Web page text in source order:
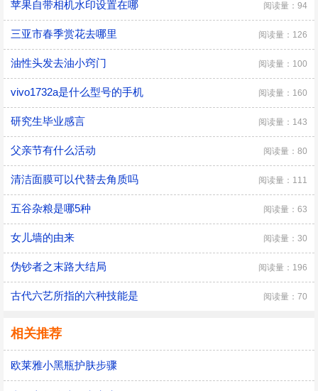
苹果自带相机水印设置在哪 阅读量：94
三亚市春季赏花去哪里 阅读量：126
油性头发去油小窍门 阅读量：100
vivo1732a是什么型号的手机 阅读量：160
研究生毕业感言 阅读量：143
父亲节有什么活动 阅读量：80
清洁面膜可以代替去角质吗 阅读量：111
五谷杂粮是哪5种 阅读量：63
女儿墙的由来 阅读量：30
伪钞者之末路大结局 阅读量：196
古代六艺所指的六种技能是 阅读量：70
相关推荐
欧莱雅小黑瓶护肤步骤